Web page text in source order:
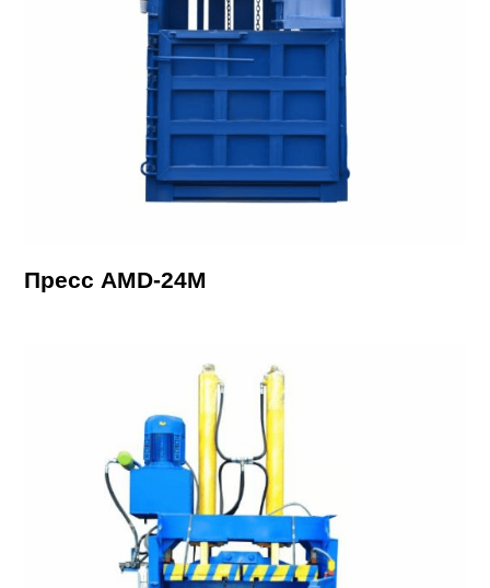
Пресс AMD-24М